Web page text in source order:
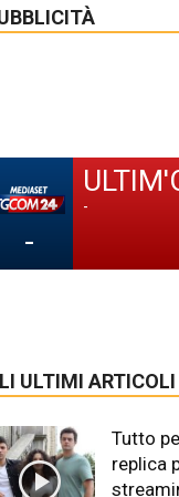
-
-
ULTIMI ARTICOLI
Tutto
replica